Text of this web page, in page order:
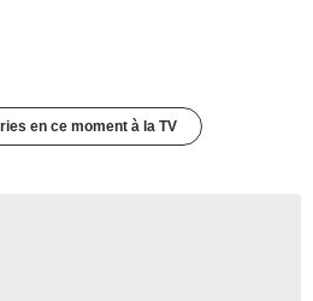
en ce moment à la TV